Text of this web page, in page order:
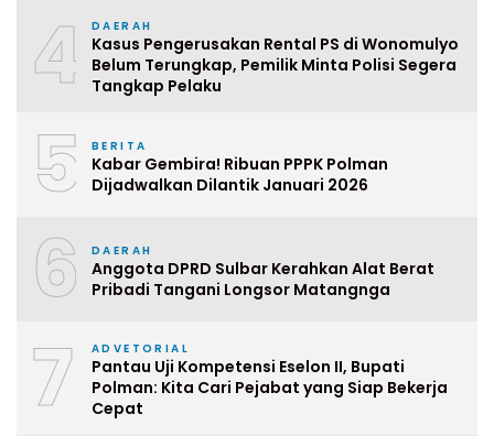
4 DAERAH
Kasus Pengerusakan Rental PS di Wonomulyo
Belum Terungkap, Pemilik Minta Polisi Segera
Tangkap Pelaku
5 BERITA
Kabar Gembira! Ribuan PPPK Polman
Dijadwalkan Dilantik Januari 2026
6 DAERAH
Anggota DPRD Sulbar Kerahkan Alat Berat
Pribadi Tangani Longsor Matangnga
7 ADVETORIAL
Pantau Uji Kompetensi Eselon II, Bupati
Polman: Kita Cari Pejabat yang Siap Bekerja
Cepat